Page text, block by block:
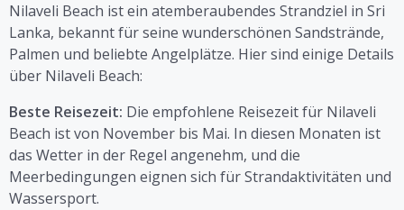
Nilaveli Beach ist ein atemberaubendes Strandziel in Sri
Lanka, bekannt für seine wunderschönen Sandstrände,
Palmen und beliebte Angelplätze. Hier sind einige Details
über Nilaveli Beach:
Beste Reisezeit: Die empfohlene Reisezeit für Nilaveli
Beach ist von November bis Mai. In diesen Monaten ist
das Wetter in der Regel angenehm, und die
Meerbedingungen eignen sich für Strandaktivitäten und
Wassersport.